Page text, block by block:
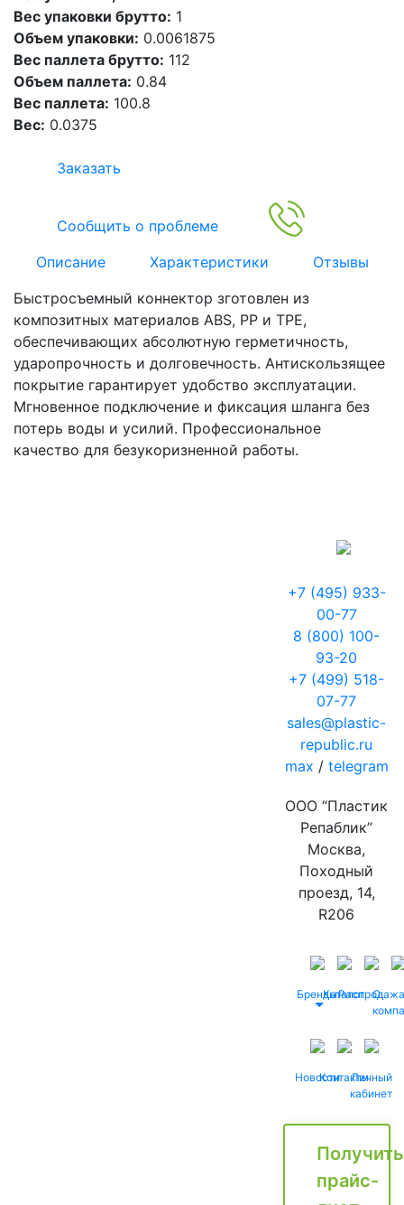
Вес упаковки брутто: 1
Объем упаковки: 0.0061875
Вес паллета брутто: 112
Объем паллета: 0.84
Вес паллета: 100.8
Вес: 0.0375
Заказать
Сообщить о проблеме
Описание
Характеристики
Отзывы
Быстросъемный коннектор зготовлен из
композитных материалов ABS, PP и TPE,
обеспечивающих абсолютную герметичность,
ударопрочность и долговечность. Антискользящее
покрытие гарантирует удобство эксплуатации.
Мгновенное подключение и фиксация шланга без
потерь воды и усилий. Профессиональное
качество для безукоризненной работы.
+7 (495) 933-
00-77
8 (800) 100-
93-20
+7 (499) 518-
07-77
sales@plastic-
republic.ru
max / telegram
ООО “Пластик
Репаблик”
Москва,
Походный
проезд, 14,
R206
БрендыКаталог
Распродажа
О
НовостиКонтактыЛичный
кабинет
Получить
прайс-